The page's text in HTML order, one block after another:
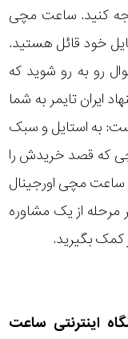
کنید. ساعت مچی
خود قائل هستید.
رو به رو شوید که
ایران تایمر به شما
به استایل و سبک
که قصد خریدش را
ساعت مچی اورجینال
مرحله از یک مشاوره
بگیرید.
اینترنتی ساعت